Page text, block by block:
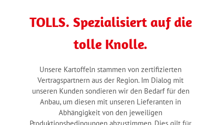
TOLLS. Spezialisiert auf die
tolle Knolle.
Unsere Kartoffeln stammen von zertifizierten
Vertragspartnern aus der Region. Im Dialog mit
unseren Kunden sondieren wir den Bedarf für den
Anbau, um diesen mit unseren Lieferanten in
Abhängigkeit von den jeweiligen